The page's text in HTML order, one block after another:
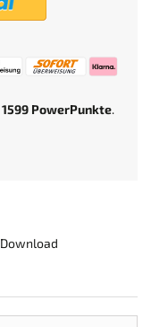
1599 PowerPunkte.
Download